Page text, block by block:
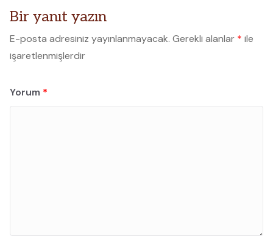
Bir yanıt yazın
E-posta adresiniz yayınlanmayacak. Gerekli alanlar * ile
işaretlenmişlerdir
Yorum *